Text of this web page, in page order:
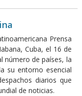
Prensa
Cuba, el 16 de
número de países, la
su entorno esencial
diarios que
de noticias.